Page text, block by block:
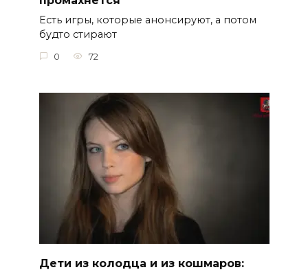
Есть игры, которые анонсируют, а потом
будто стирают
0 72
Дети из колодца и из кошмаров: